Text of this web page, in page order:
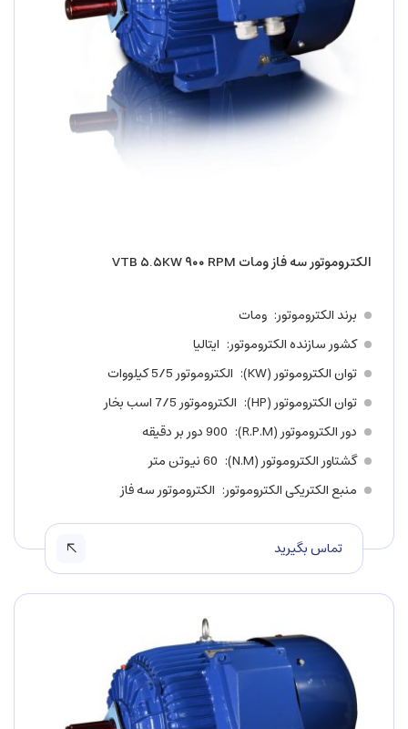
الکتروموتور سه فاز ومات VTB ۵.۵KW ۹۰۰ RPM
برند الکتروموتور ومات
کشور سازنده الکتروموتور ایتالیا
توان الکتروموتور (KW)
الکتروموتور 5/5 کیلووات
توان الکتروموتور (HP)
الکتروموتور 7/5 اسب بخار
دور الکتروموتور (R.P.M)
900 دور بر دقیقه
گشتاور الکتروموتور (N.M)
60 نیوتن متر
منبع الکتریکی الکتروموتور الکتروموتور سه فاز
تماس بگیرید